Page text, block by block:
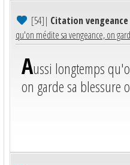
[54]| Citation vengeance
qu'on médite sa vengeance, on
Aussi longtemps
on garde sa blessure